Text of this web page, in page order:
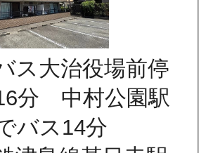
ス大治役場前停
分 中村公園駅
バス14分